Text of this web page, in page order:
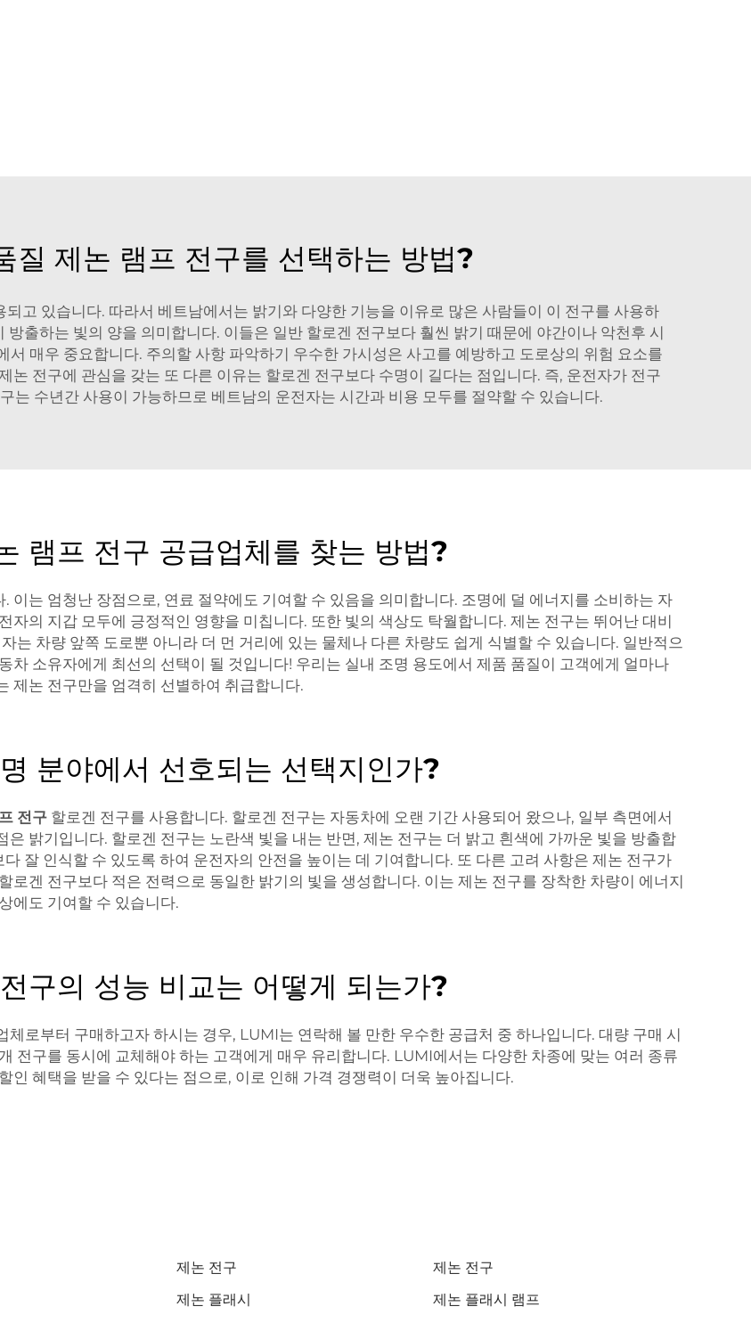
질 제논 램프 전구를 선택하는 방법?
고 있습니다. 따라서 베트남에서는 밝기와 다양한 기능을 이유로 많은 사람들이 이 전구를 사용하
방출하는 빛의 양을 의미합니다. 이들은 일반 할로겐 전구보다 훨씬 밝기 때문에 야간이나 악천후 시
서 매우 중요합니다. 주의할 사항 파악하기 우수한 가시성은 사고를 예방하고 도로상의 위험 요소를
논 전구에 관심을 갖는 또 다른 이유는 할로겐 전구보다 수명이 길다는 점입니다. 즉, 운전자가 전구
는 수년간 사용이 가능하므로 베트남의 운전자는 시간과 비용 모두를 절약할 수 있습니다.
램프 전구 공급업체를 찾는 방법?
이는 엄청난 장점으로, 연료 절약에도 기여할 수 있음을 의미합니다. 조명에 덜 에너지를 소비하는 자
자의 지갑 모두에 긍정적인 영향을 미칩니다. 또한 빛의 색상도 탁월합니다. 제논 전구는 뛰어난 대비
는 차량 앞쪽 도로뿐 아니라 더 먼 거리에 있는 물체나 다른 차량도 쉽게 식별할 수 있습니다. 일반적으
차 소유자에게 최선의 선택이 될 것입니다! 우리는 실내 조명 용도에서 제품 품질이 고객에게 얼마나
제논 전구만을 엄격히 선별하여 취급합니다.
분야에서 선호되는 선택지인가?
전구 할로겐 전구를 사용합니다. 할로겐 전구는 자동차에 오랜 기간 사용되어 왔으나, 일부 측면에서
밝기입니다. 할로겐 전구는 노란색 빛을 내는 반면, 제논 전구는 더 밝고 흰색에 가까운 빛을 방출합
잘 인식할 수 있도록 하여 운전자의 안전을 높이는 데 기여합니다. 또 다른 고려 사항은 제논 전구가
로겐 전구보다 적은 전력으로 동일한 밝기의 빛을 생성합니다. 이는 제논 전구를 장착한 차량이 에너지
에도 기여할 수 있습니다.
구의 성능 비교는 어떻게 되는가?
로부터 구매하고자 하시는 경우, LUMI는 연락해 볼 만한 우수한 공급처 중 하나입니다. 대량 구매 시
전구를 동시에 교체해야 하는 고객에게 매우 유리합니다. LUMI에서는 다양한 차종에 맞는 여러 종류
인 혜택을 받을 수 있다는 점으로, 이로 인해 가격 경쟁력이 더욱 높아집니다.
제논 전구
제논 전구
제논 플래시
제논 플래시 램프